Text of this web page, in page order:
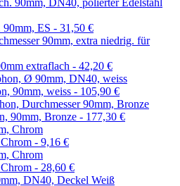
90mm, ES - 31,50 €
extraflach - 42,20 €
90mm, weiss - 105,90 €
90mm, Bronze - 177,30 €
- 9,16 €
- 28,60 €